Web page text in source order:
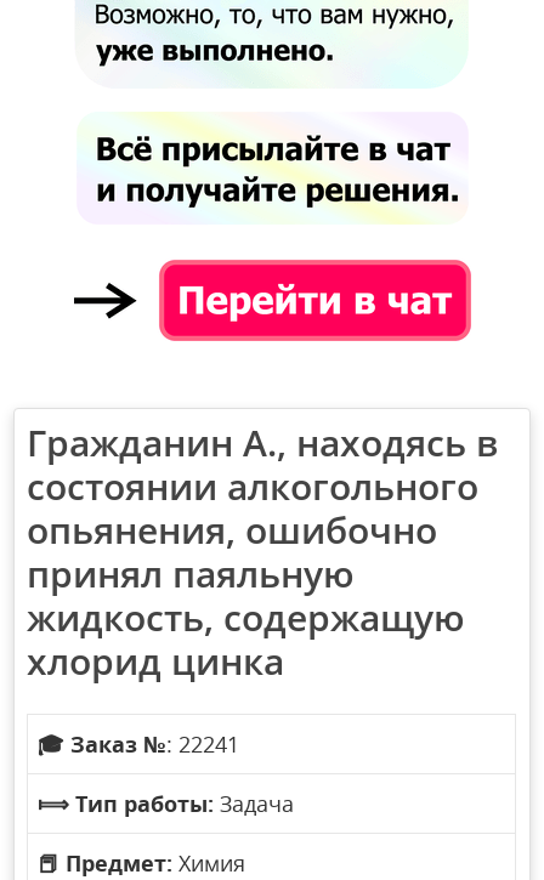
Гражданин А., находясь в
состоянии алкогольного
опьянения, ошибочно
принял паяльную
жидкость, содержащую
хлорид цинка
🎓 Заказ №: 22241
⟾ Тип работы: Задача
📕 Предмет: Химия